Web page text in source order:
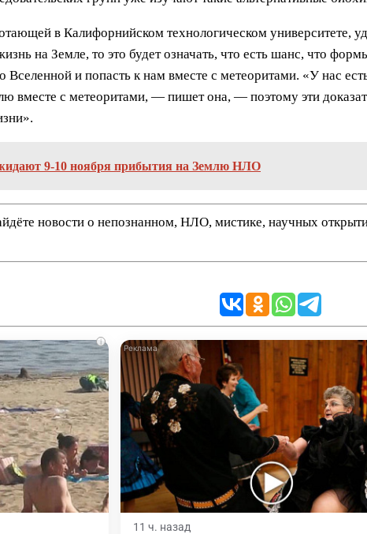
в Калифорнийском технологическом университете,
на Земле, то это будет означать, что есть шанс, что
Вселенной и попасть к нам вместе с метеоритами. «У нас
вместе с метеоритами, — пишет она, — поэтому эти
9-10 ноября прибытия на Землю НЛО
новости о непознанном, НЛО, мистике, научных
i
11 ч. назад